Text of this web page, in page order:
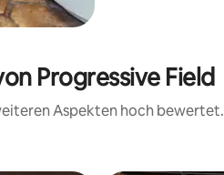
Progressive Field
Aspekten hoch bewertet.